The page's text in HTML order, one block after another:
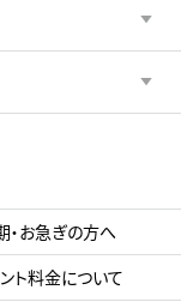
・お急ぎの方へ
ト料金について